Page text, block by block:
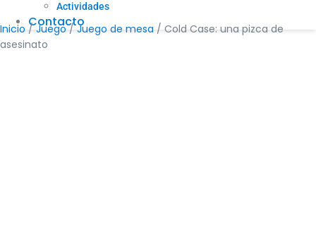
Actividades
Contacto
Inicio /Juego/Juego de mesa / Cold Case: una pizca de
asesinato